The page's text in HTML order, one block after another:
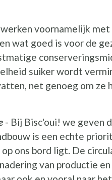
voornamelijk
wat goed is voor de
suiker wordt
net genoeg om ze
- Bij Bisc'oui! we geven
is een echte
ons bord ligt. De
van productie